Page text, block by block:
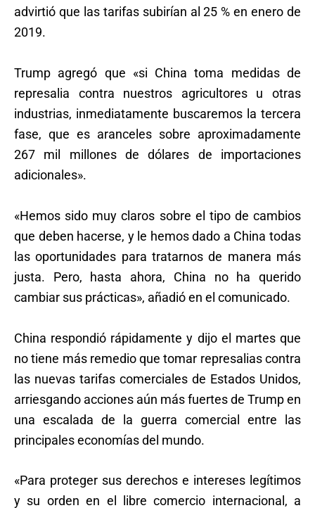
advirtió que las tarifas subirían al 25 % en enero de
2019.
Trump agregó que «si China toma medidas de
represalia contra nuestros agricultores u otras
industrias, inmediatamente buscaremos la tercera
fase, que es aranceles sobre aproximadamente
267 mil millones de dólares de importaciones
adicionales».
«Hemos sido muy claros sobre el tipo de cambios
que deben hacerse, y le hemos dado a China todas
las oportunidades para tratarnos de manera más
justa. Pero, hasta ahora, China no ha querido
cambiar sus prácticas», añadió en el comunicado.
China respondió rápidamente y dijo el martes que
no tiene más remedio que tomar represalias contra
las nuevas tarifas comerciales de Estados Unidos,
arriesgando acciones aún más fuertes de Trump en
una escalada de la guerra comercial entre las
principales economías del mundo.
«Para proteger sus derechos e intereses legítimos
y su orden en el libre comercio internacional, a